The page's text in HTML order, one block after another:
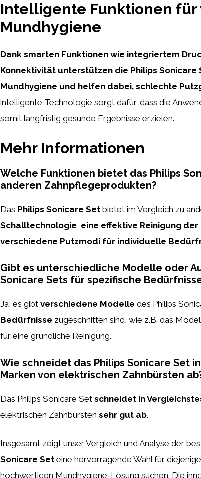
Intelligente Funktionen für
Mundhygiene
Dank smarten Funktionen wie integriertem
Konnektivität unterstützen die Philips
Mundhygiene und helfen dabei, schlechte
intelligente Technologie sorgt dafür, dass die
somit langfristig gesunde Ergebnisse erzielen.
Mehr Informationen
Welche Funktionen bietet das Philips
anderen Zahnpflegeprodukten?
Das Philips Sonicare Set bietet im Vergleich zu
Schalltechnologie eine effektive Reinigung
verschiedene Putzmodi für individuelle
Gibt es unterschiedliche Modelle oder
Sonicare Sets für spezifische
Ja, es gibt verschiedene Modelle des Philips
Bedürfnisse zugeschnitten sind, wie z.B. das
für eine gründliche Reinigung.
Wie schneidet das Philips Sonicare Set
Marken von elektrischen Zahnbürsten
Das Philips Sonicare Set schneidet in
elektrischen Zahnbürsten sehr gut ab.
Insgesamt zeigt unser Vergleich und Analyse der
Sonicare Set eine hervorragende Wahl für
hochwertigen Mundhygiene-Lösung suchen. Die